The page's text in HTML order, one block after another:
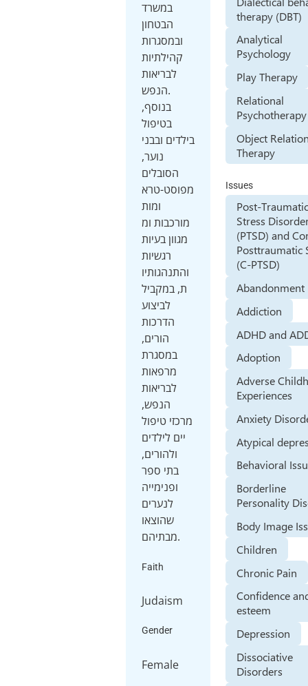
במשרד
הבטחון
ובמסגרות
קהילתיות
לבריאות
הנפש.
בנוסף,
בטיפול
בילדים ובבני
נוער,
הסובלים
מפוסט-טרא
ומות
מורכבות ומ
מגוון בעיות
רגשיות
והתנהגותיו
ת, במקביל
לביצוע
הדרכות
הורים,
במסגרת
מרפאות
לבריאות
הנפש,
מרכזי טיפול
יים לילדים
ולהורים,
בתי ספר
ופנימייה
לנערים
שהוצאו
מבתיהם.
Faith
Judaism
Gender
Female
therapy (DBT)
Analytical
Psychology
Play Therapy
Relational
Psychotherapy
Object
Therapy
Issues
Post-
Stress
(PTSD) and
Posttraumatic
(C-PTSD)
Abandonment
Addiction
ADHD and
Adoption
Adverse
Experiences
Anxiety
Atypical
Behavioral
Borderline
Personality
Body Image
Children
Chronic Pain
Confidence
esteem
Depression
Dissociative
Disorders